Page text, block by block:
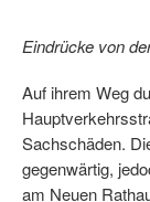
Eindrücke von
Auf ihrem Weg
Sachschäden.
gegenwärtig,
am Neuen